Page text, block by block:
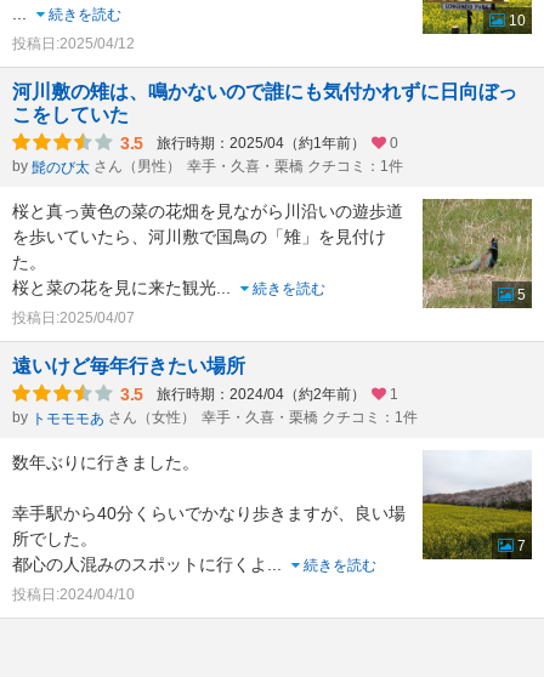
続きを読む
投稿日:2025/04/12
10
河川敷の雉は、鳴かないので誰にも気付かれずに日向ぼっ
こをしていた
3.5 旅行時期：2025/04（約1年前）
0
by 髭のび太 さん（男性） 幸手・久喜・栗橋 クチコミ：1件
桜と真っ黄色の菜の花畑を見ながら川沿いの遊歩道
を歩いていたら、河川敷で国鳥の「雉」を見付け
た。
桜と菜の花を見に来た観光
続きを読む
投稿日:2025/04/07
5
遠いけど毎年行きたい場所
3.5 旅行時期：2024/04（約2年前）
1
by トモモモあ さん（女性） 幸手・久喜・栗橋 クチコミ：1件
数年ぶりに行きました。
幸手駅から40分くらいでかなり歩きますが、良い場
所でした。
都心の人混みのスポットに行くよ
続きを読む
投稿日:2024/04/10
7